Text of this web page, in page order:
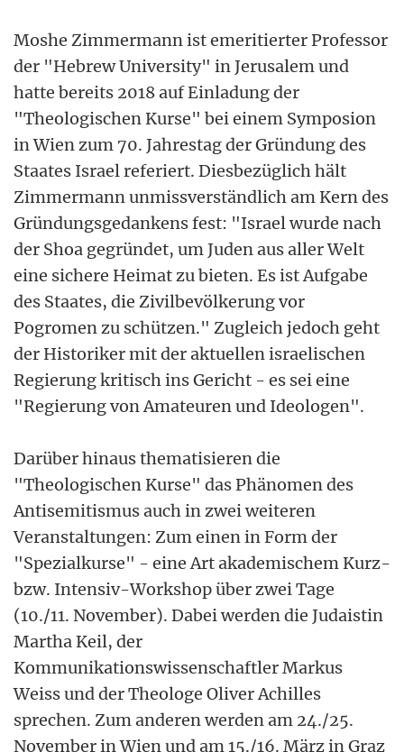
Moshe Zimmermann ist emeritierter Professor
der "Hebrew University" in Jerusalem und
hatte bereits 2018 auf Einladung der
"Theologischen Kurse" bei einem Symposion
in Wien zum 70. Jahrestag der Gründung des
Staates Israel referiert. Diesbezüglich hält
Zimmermann unmissverständlich am Kern des
Gründungsgedankens fest: "Israel wurde nach
der Shoa gegründet, um Juden aus aller Welt
eine sichere Heimat zu bieten. Es ist Aufgabe
des Staates, die Zivilbevölkerung vor
Pogromen zu schützen." Zugleich jedoch geht
der Historiker mit der aktuellen israelischen
Regierung kritisch ins Gericht - es sei eine
"Regierung von Amateuren und Ideologen".
Darüber hinaus thematisieren die
"Theologischen Kurse" das Phänomen des
Antisemitismus auch in zwei weiteren
Veranstaltungen: Zum einen in Form der
"Spezialkurse" - eine Art akademischem Kurz-
bzw. Intensiv-Workshop über zwei Tage
(10./11. November). Dabei werden die Judaistin
Martha Keil, der
Kommunikationswissenschaftler Markus
Weiss und der Theologe Oliver Achilles
sprechen. Zum anderen werden am 24./25.
November in Wien und am 15./16. März in Graz